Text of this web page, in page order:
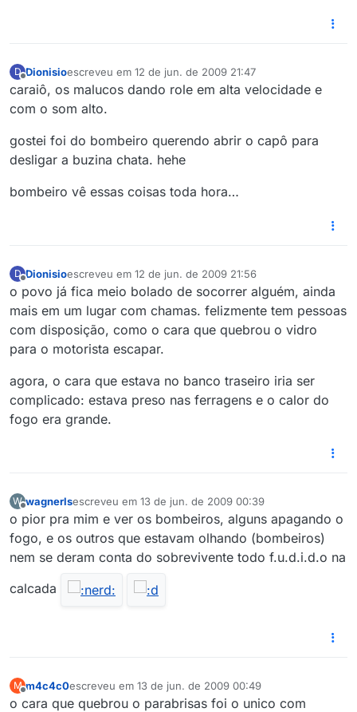
D
Offline
Dionisioescreveu em 12 de jun. de 2009 21:47
última edição por
caraiô, os malucos dando role em alta velocidade e
com o som alto.
gostei foi do bombeiro querendo abrir o capô para
desligar a buzina chata. hehe
bombeiro vê essas coisas toda hora…
D Dionisioescreveu em 12 de jun. de 2009 21:56
última edição por
o povo já fica meio bolado de socorrer alguém, ainda
mais em um lugar com chamas. felizmente tem pessoas
com disposição, como o cara que quebrou o vidro
para o motorista escapar.
agora, o cara que estava no banco traseiro iria ser
complicado: estava preso nas ferragens e o calor do
fogo era grande.
W
Offline
wagnerlsescreveu em 13 de jun. de 2009 00:39
última edição por
o pior pra mim e ver os bombeiros, alguns apagando o
fogo, e os outros que estavam olhando (bombeiros)
nem se deram conta do sobrevivente todo f.u.d.i.d.o na
calcada
M m4c4c0escreveu em 13 de jun. de 2009 00:49
última edição por
o cara que quebrou o parabrisas foi o unico com